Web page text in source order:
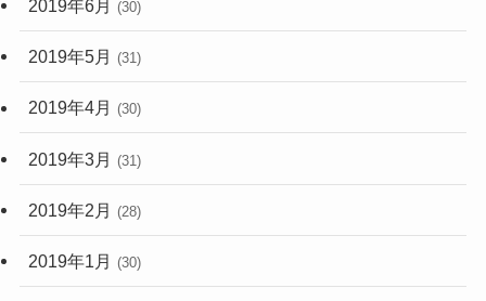
2019年6月 (30)
2019年5月 (31)
2019年4月 (30)
2019年3月 (31)
2019年2月 (28)
2019年1月 (30)